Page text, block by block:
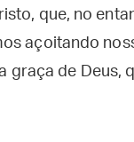
que, no
açoitando
graça de Deus,